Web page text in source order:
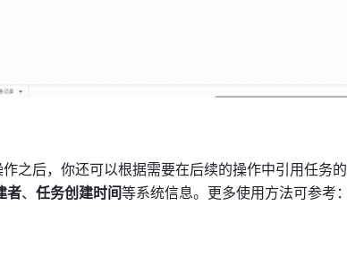
之后，你还可以根据需要在后续的操作中引用任务
者、 任务创建时间等系统信息。更多使用方法可参考